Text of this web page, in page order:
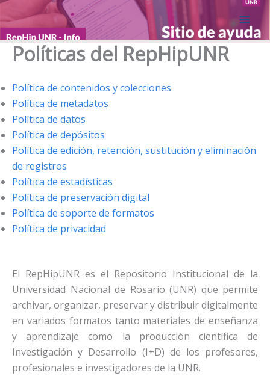
Ir
al
contenido
Políticas del RepHipUNR
Política de contenidos y colecciones
Política de metadatos
Política de datos
Política de depósitos
Política de edición, retención, sustitución y eliminación
de registros
Política de estadísticas
Política de preservación digital
Política de soporte de formatos
Política de privacidad
El RepHipUNR es el Repositorio Institucional de la
Universidad Nacional de Rosario (UNR) que permite
archivar, organizar, preservar y distribuir digitalmente
en variados formatos tanto materiales de enseñanza
y aprendizaje como la producción científica de
Investigación y Desarrollo (I+D) de los profesores,
profesionales e investigadores de la UNR.